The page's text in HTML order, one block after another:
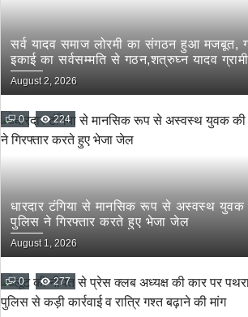
सर्व यादव समाज लोरमी का संगठन हुआ मजबूत,
इकाई का सर्वसम्मति से गठन,शत्रुघ्न यादव
लोरमी शहरी अध्यक्ष
August 2, 2026
0 224
धारदार टंगिया से मानसिक रूप से अस्वस्थ युवक
पुलिस ने गिरफ्तार करते हुए भेजा जेल
August 1, 2026
0 277